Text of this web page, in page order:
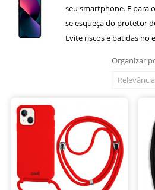
seu smartphone. E para
se esqueça do protetor
Evite riscos e batidas no
Organizar